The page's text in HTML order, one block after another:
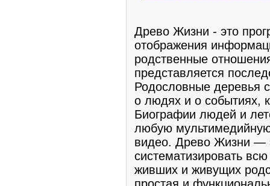
Древо Жизни - это
отображения
родственные
представляется
Родословные деревья
о людях и о событиях,
Биографии людей и
любую
видео. Древо Жизни —
систематизировать
живших и живущих